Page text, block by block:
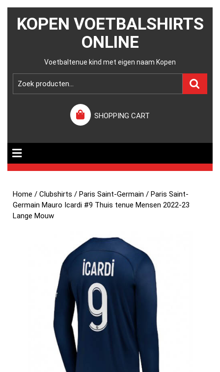
KOPEN VOETBALSHIRTS
ONLINE
Voetbaltenue kind met eigen naam Kopen
SHOPPING CART
Home /Clubshirts /Paris Saint-Germain / Paris Saint-
Germain Mauro Icardi #9 Thuis tenue Mensen 2022-23
Lange Mouw